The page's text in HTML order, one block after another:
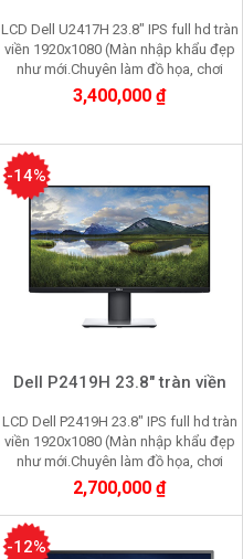
LCD Dell U2417H 23.8" IPS full hd tràn
viền 1920x1080 (Màn nhập khẩu đẹp
như mới.Chuyên làm đồ họa, chơi
game, nhìn lâu không mỏi mắt)
3,400,000 ₫
Dell P2419H 23.8" tràn viền
LCD Dell P2419H 23.8" IPS full hd tràn
viền 1920x1080 (Màn nhập khẩu đẹp
như mới.Chuyên làm đồ họa, chơi
game, nhìn lâu không mỏi mắt
2,700,000 ₫
-14%
-12%